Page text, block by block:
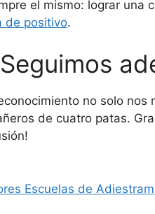
el mismo: lograr una
de positivo.
Seguimos
no solo
de cuatro patas.